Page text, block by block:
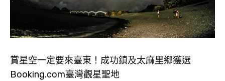
賞星空一定要來臺東！成功鎮及太麻里鄉獲選
Booking.com臺灣觀星聖地